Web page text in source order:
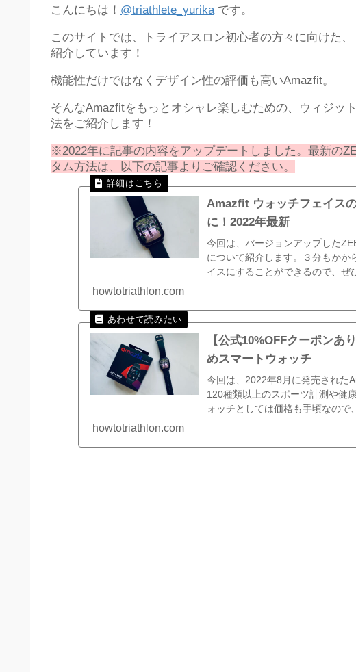
こんにちは！ @triathlete_yurika です。
このサイトでは、トライアスロン初心者の方々に向けた
紹介しています！
機能性だけではなくデザイン性の評価も高いAmazfit。
そんなAmazfitをもっとオシャレ楽しむための、ウィジッ
法をご紹介します！
※2022年に記事の内容をアップデートしました。 最新の
タム方法は、以下の記事よりご確認ください。
Amazfit ウォッチフェイス
に！2022年最新
今回は、バージョンアップした
について紹介します。３分もかか
イスにすることができるので、ぜ
howtotriathlon.com
【公式10%OFFクーポン
めスマートウォッチ
今回は、2022年8月に発売された
120種類以上のスポーツ計測や健
ォッチとしては価格も手頃なの
howtotriathlon.com